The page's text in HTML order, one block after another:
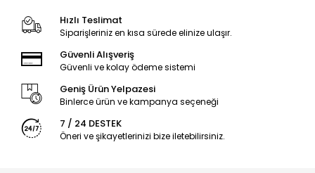
Hızlı Teslimat
Siparişleriniz en kısa sürede elinize ulaşır.
Güvenli Alışveriş
Güvenli ve kolay ödeme sistemi
Geniş Ürün Yelpazesi
Binlerce ürün ve kampanya seçeneği
7 / 24 DESTEK
Öneri ve şikayetlerinizi bize iletebilirsiniz.